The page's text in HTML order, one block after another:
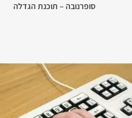
סופרנובה – תוכנת הגדלה